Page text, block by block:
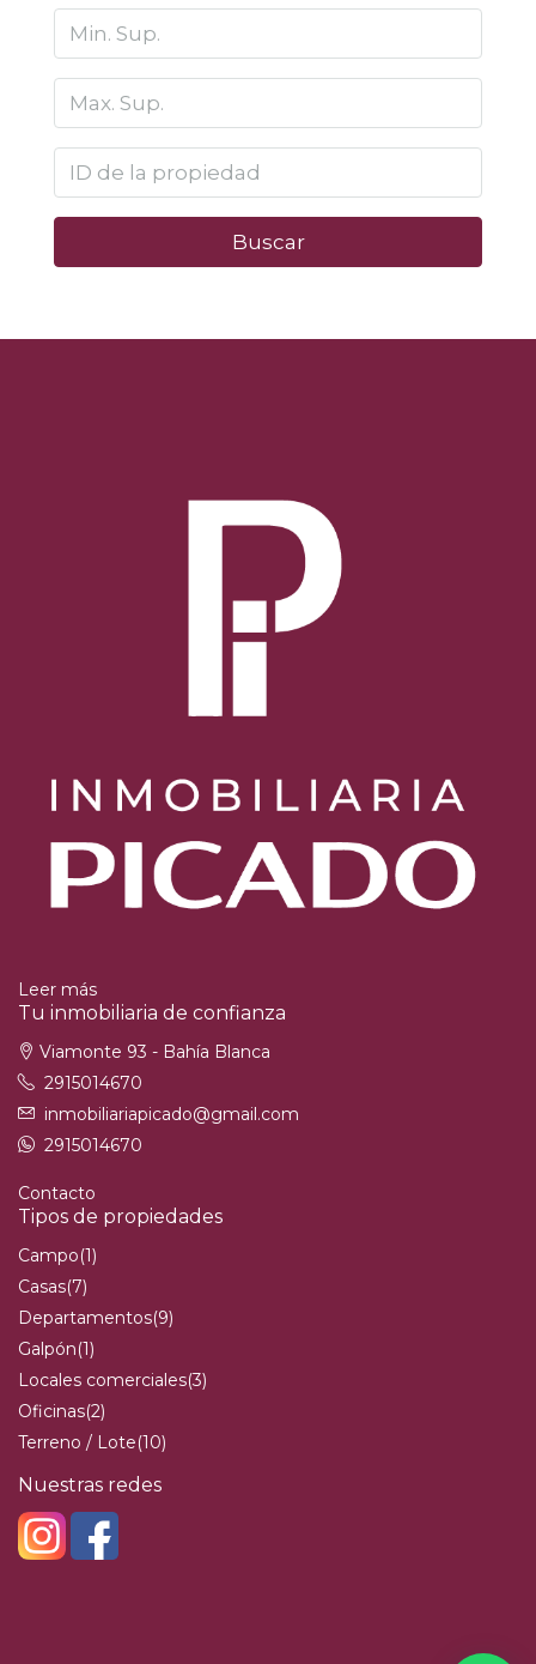
Buscar
Leer más
Tu inmobiliaria de confianza
Viamonte 93 - Bahía Blanca
2915014670
inmobiliariapicado@gmail.com
2915014670
Contacto
Tipos de propiedades
Campo(1)
Casas(7)
Departamentos(9)
Galpón(1)
Locales comerciales(3)
Oficinas(2)
Terreno / Lote(10)
Nuestras redes